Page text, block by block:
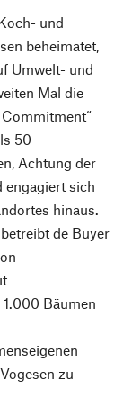
und
beheimatet,
Umwelt- und
Mal die
50
Achtung der
engagiert sich
hinaus.
de Buyer
Bäumen
zu